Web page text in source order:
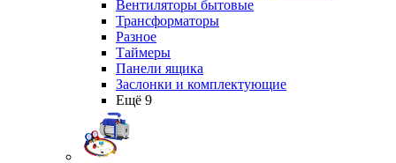
Вентиляторы бытовые
Трансформаторы
Разное
Таймеры
Панели ящика
Заслонки и комплектующие
Ещё 9